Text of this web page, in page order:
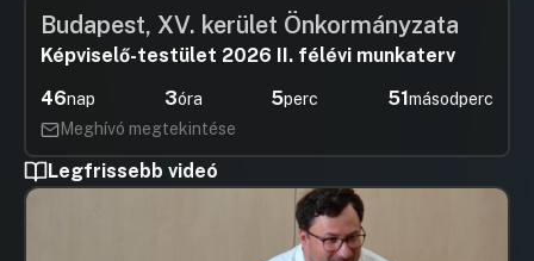
Budapest, XV. kerület Önkormányzata
Képviselő-testület 2026 II. félévi munkaterv
46nap 3óra 5perc 50másodperc
Meghívó megtekintése
Legfrissebb videó